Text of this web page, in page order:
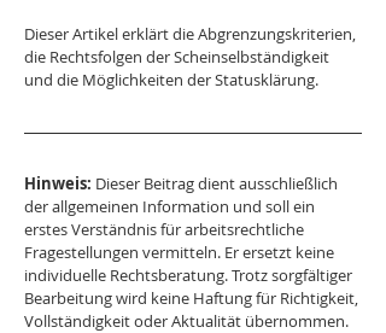
Dieser Artikel erklärt die Abgrenzungskriterien,
die Rechtsfolgen der Scheinselbständigkeit
und die Möglichkeiten der Statusklärung.
Hinweis: Dieser Beitrag dient ausschließlich
der allgemeinen Information und soll ein
erstes Verständnis für arbeitsrechtliche
Fragestellungen vermitteln. Er ersetzt keine
individuelle Rechtsberatung. Trotz sorgfältiger
Bearbeitung wird keine Haftung für Richtigkeit,
Vollständigkeit oder Aktualität übernommen.